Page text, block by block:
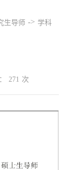
生导师 -> 学科
271 次